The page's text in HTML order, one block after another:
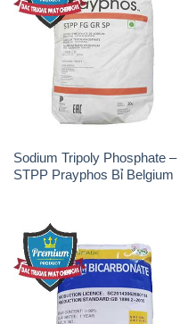
Sodium Tripoly Phosphate –
STPP Prayphos Bỉ Belgium